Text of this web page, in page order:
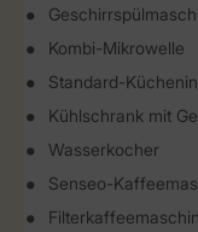
Kombi-Mikrowelle
Standard-
Kühlschrank mit
Wasserkocher
Senseo-